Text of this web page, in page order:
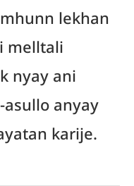
lekhan
melltali
nyay ani
anyay
karije.